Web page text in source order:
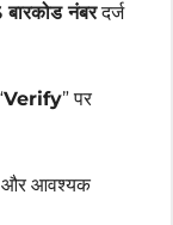
नंबरदर्ज
Verify” पर
और आवश्यक